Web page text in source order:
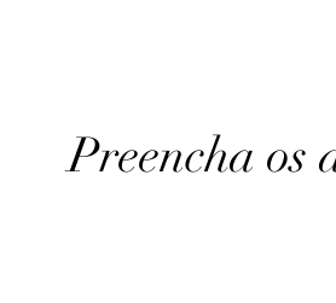
Preencha os